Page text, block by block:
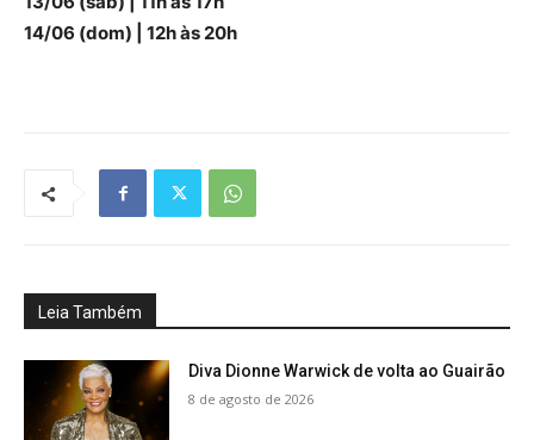
14/06 (dom) | 12h às 20h
Leia Também
Diva Dionne Warwick de volta ao Guairão
8 de agosto de 2026